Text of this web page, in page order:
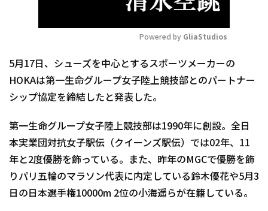
Mute
Powered by GliaStudios
5月17日、シューズを中心とするスポーツメーカーの
HOKAは第一生命グループ女子陸上競技部とのパートナー
シップ協定を締結したと発表した。
第一生命グループ女子陸上競技部は1990年に創設。全日
本実業団対抗女子駅伝（クイーンズ駅伝）では02年、11
年と2度優勝を飾っている。また、昨年のMGCで優勝を飾
りパリ五輪のマラソン代表に内定している鈴木優花や5月3
日の日本選手権10000m 2位の小海遥らが在籍している。